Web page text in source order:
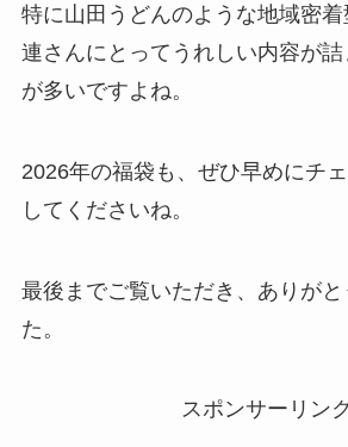
特に山田うどんのような地域密
連さんにとってうれしい内容が詰
が多いですよね。
2026年の福袋も、ぜひ早めにチ
してくださいね。
最後までご覧いただき、ありがと
た。
スポンサーリンク